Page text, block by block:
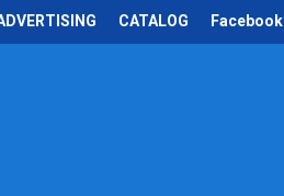
CATALOG Facebook